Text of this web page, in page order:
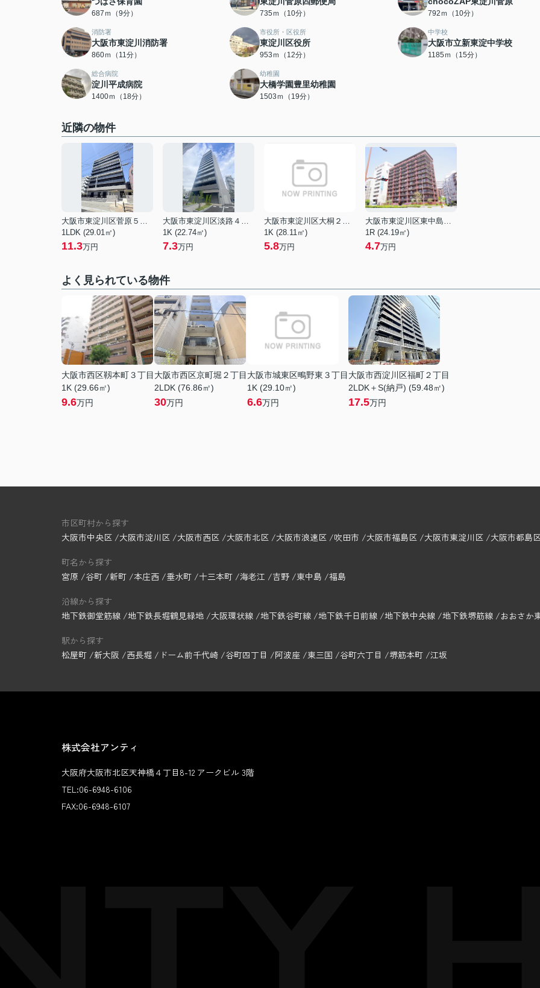
687ｍ（9分） 735ｍ（10分） 792ｍ（10分）
消防署
大阪市東淀川消防署
860ｍ（11分）
市役所・区役所
東淀川区役所
953ｍ（12分）
中学校
大阪市立新東淀中学校
1185ｍ（15分）
総合病院
淀川平成病院
1400ｍ（18分）
幼稚園
大橋学園豊里幼稚園
1503ｍ（19分）
近隣の物件
大阪市東淀川区菅原５丁目
1LDK (29.01㎡)
11.3万円
大阪市東淀川区淡路４丁目
1K (22.74㎡)
7.3万円
大阪市東淀川区大桐２丁目
1K (28.11㎡)
5.8万円
大阪市東淀川区東中島４丁目
1R (24.19㎡)
4.7万円
よく見られている物件
大阪市西区靱本町３丁目
1K (29.66㎡)
9.6万円
大阪市西区京町堀２丁目
2LDK (76.86㎡)
30万円
大阪市城東区鴫野東３丁目
1K (29.10㎡)
6.6万円
大阪市西淀川区福町２丁目
2LDK＋S(納戸) (59.48㎡)
17.5万円
市区町村から探す
大阪市中央区
大阪市淀川区 大阪市西区 大阪市北区 大阪市浪速区 吹田市 大阪市福島区 大阪市東淀川区 大阪市都島
町名から探す
宮原
谷町 新町 本庄西 垂水町 十三本町 海老江 吉野 東中島 福島
沿線から探す
地下鉄御堂筋線 地下鉄長堀鶴見緑地 大阪環状線 地下鉄谷町線 地下鉄千日前線 地下鉄中央線 地下鉄堺筋線 おおさか
駅から探す
松屋町 新大阪 西長堀 ドーム前千代崎 谷町四丁目 阿波座 東三国 谷町六丁目 堺筋本町 江坂
株式会社アンティ
大阪府大阪市北区天神橋４丁目8-12 アークビル 3階
TEL:06-6948-6106
FAX:06-6948-6107